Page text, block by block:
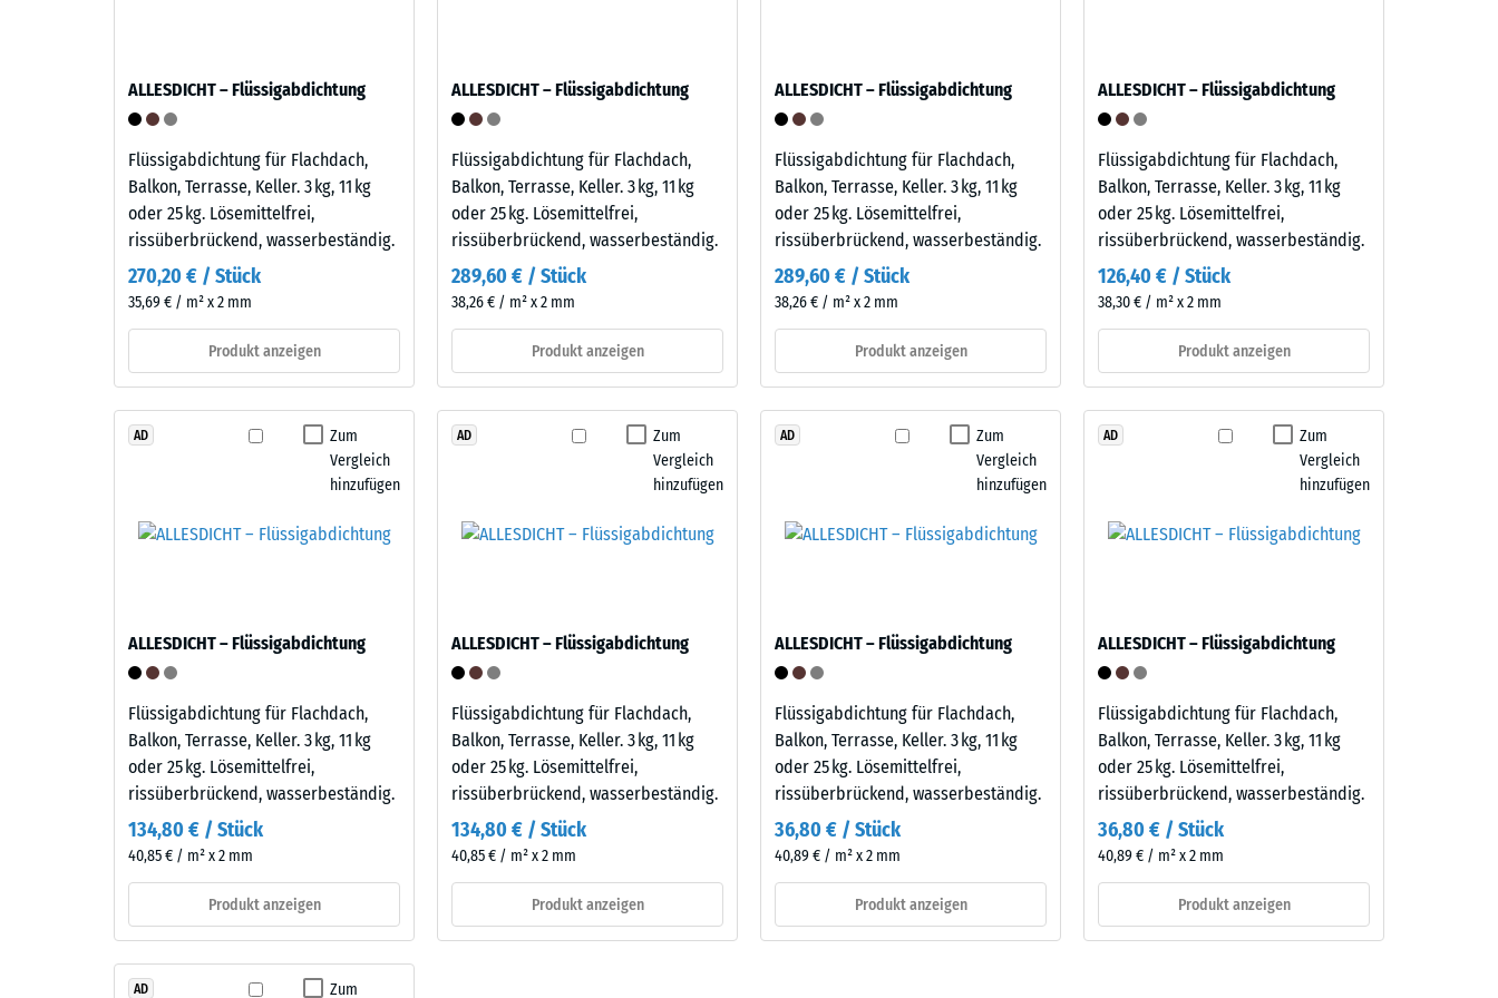
Polyolefine.
Für
die
Herstellung
der
Klickfliesen
reines
Polypropylen
Das
enthält
keine
Säuren,
Laugen,
sowie
gegenüber
Urin
beständig.
Die
geschlossene,
wasserabweisende
nimmt
Schmutz
Belastungen.
Sie
gibt
an,
welchem
der
Werkstoff
der
Einwirkung
einer
definierten
Eine
auf
eine
Druckfestigkeit
hin,
während
eine
größere
Eindringtiefe
geringere
ALLESDICHT – Flüssigabdichtung
Flüssigabdichtung für Flachdach,
Balkon, Terrasse, Keller. 3 kg, 11 kg
oder 25 kg. Lösemittelfrei,
rissüberbrückend, wasserbeständig.
270,20 € / Stück
35,69 € / m² x 2 mm
Produkt anzeigen
ALLESDICHT – Flüssigabdichtung
Flüssigabdichtung für Flachdach,
Balkon, Terrasse, Keller. 3 kg, 11 kg
oder 25 kg. Lösemittelfrei,
rissüberbrückend, wasserbeständig.
289,60 € / Stück
38,26 € / m² x 2 mm
Produkt anzeigen
ALLESDICHT – Flüssigabdichtung
Flüssigabdichtung für Flachdach,
Balkon, Terrasse, Keller. 3 kg, 11 kg
oder 25 kg. Lösemittelfrei,
rissüberbrückend, wasserbeständig.
289,60 € / Stück
38,26 € / m² x 2 mm
Produkt anzeigen
ALLESDICHT – Flüssigabdichtung
Flüssigabdichtung für Flachdach,
Balkon, Terrasse, Keller. 3 kg, 11 kg
oder 25 kg. Lösemittelfrei,
rissüberbrückend, wasserbeständig.
126,40 € / Stück
38,30 € / m² x 2 mm
Produkt anzeigen
Zum
Vergleich
hinzufügen
AD
ALLESDICHT – Flüssigabdichtung
Flüssigabdichtung für Flachdach,
Balkon, Terrasse, Keller. 3 kg, 11 kg
oder 25 kg. Lösemittelfrei,
rissüberbrückend, wasserbeständig.
134,80 € / Stück
40,85 € / m² x 2 mm
Produkt anzeigen
Zum
Vergleich
hinzufügen
AD
ALLESDICHT – Flüssigabdichtung
Flüssigabdichtung für Flachdach,
Balkon, Terrasse, Keller. 3 kg, 11 kg
oder 25 kg. Lösemittelfrei,
rissüberbrückend, wasserbeständig.
134,80 € / Stück
40,85 € / m² x 2 mm
Produkt anzeigen
Zum
Vergleich
hinzufügen
AD
ALLESDICHT – Flüssigabdichtung
Flüssigabdichtung für Flachdach,
Balkon, Terrasse, Keller. 3 kg, 11 kg
oder 25 kg. Lösemittelfrei,
rissüberbrückend, wasserbeständig.
36,80 € / Stück
40,89 € / m² x 2 mm
Produkt anzeigen
Zum
Vergleich
hinzufügen
AD
ALLESDICHT – Flüssigabdichtung
Flüssigabdichtung für Flachdach,
Balkon, Terrasse, Keller. 3 kg, 11 kg
oder 25 kg. Lösemittelfrei,
rissüberbrückend, wasserbeständig.
36,80 € / Stück
40,89 € / m² x 2 mm
Produkt anzeigen
Zum
AD